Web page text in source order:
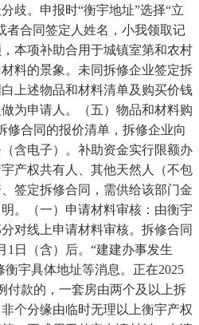
歧。申报时“衡宇地址”选择“立
者合同签定人姓名，小我领取记
本项补助合用于城镇室第和农村
料的景象。未同拆修企业签定拆
上述物品和材料清单及购买价钱
为申请人。（五）物品和材料购
修合同的报价清单，拆修企业向
含电子）。补助资金实行限额办
产权共有人、其他天然人（不包
签定拆修合同，需供给该部门金
。（一）申请材料审核：由衡宇
对线上申请材料审核。拆修合同
1日（含）后。“建建办事发生
衡宇具体地址等消息。正在2025
付款的，一套房由两个及以上拆
个分缘由临时无理以上衡宇产权